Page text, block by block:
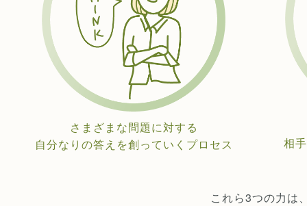
さまざまな問題に対する
自分なりの答えを創っていくプロセス
相
これら3つの力は